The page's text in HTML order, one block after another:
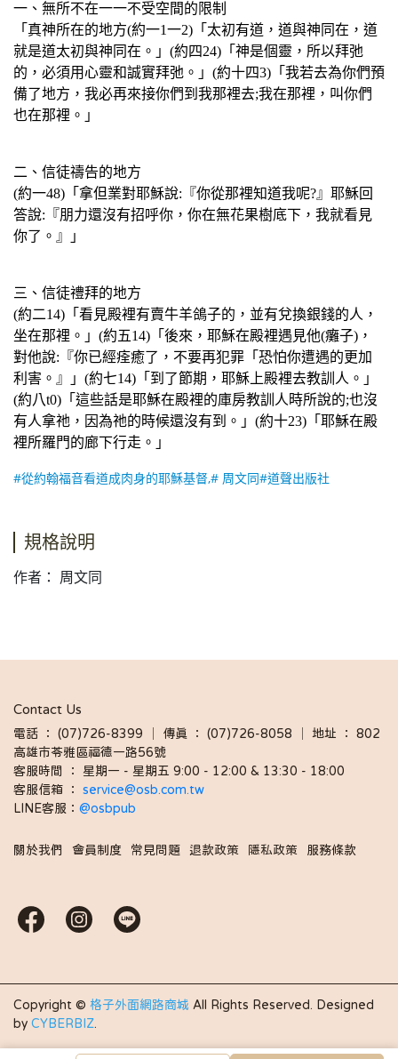
一、無所不在一一不受空間的限制
「真神所在的地方(約一1一2)「太初有道，道與神同在，道
就是道太初與神同在。」(約四24)「神是個靈，所以拜弛
的，必須用心靈和誠實拜弛。」(約十四3)「我若去為你們預
備了地方，我必再來接你們到我那裡去;我在那裡，叫你們
也在那裡。」
二、信徒禱告的地方
(約一48)「拿但業對耶穌說:『你從那裡知道我呢?』耶穌回
答說:『朋力還沒有招呼你，你在無花果樹底下，我就看見
你了。』」
三、信徒禮拜的地方
(約二14)「看見殿裡有賣牛羊鴿子的，並有兌換銀錢的人，
坐在那裡。」(約五14)「後來，耶穌在殿裡遇見他(癱子)，
對他說:『你已經痊癒了，不要再犯罪「恐怕你遭遇的更加
利害。』」(約七14)「到了節期，耶穌上殿裡去教訓人。」
(約八t0)「這些話是耶穌在殿裡的庫房教訓人時所說的;也沒
有人拿祂，因為祂的時候還沒有到。」(約十23)「耶穌在殿
裡所羅門的廊下行走。」
#從約翰福音看道成肉身的耶穌基督,# 周文同#道聲出版社
規格說明
作者： 周文同
Contact Us
電話 ： (07)726-8399 │ 傳真 ： (07)726-8058 │ 地址 ： 802
高雄市苓雅區福德一路56號
客服時間 ： 星期一 - 星期五 9:00 - 12:00 & 13:30 - 18:00
客服信箱 ： service@osb.com.tw
LINE客服： @osbpub
關於我們 會員制度 常見問題 退款政策 隱私政策 服務條款
Copyright © 格子外面網路商城 All Rights Reserved. Designed
by CYBERBIZ.